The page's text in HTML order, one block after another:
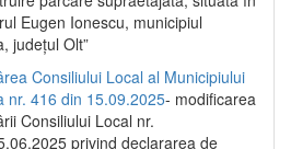
Eugen Ionescu, municipiul
județul Olt”
Consiliului Local al Municipiului
nr. 416 din 15.09.2025- modificarea
Consiliului Local nr.
privind declararea de